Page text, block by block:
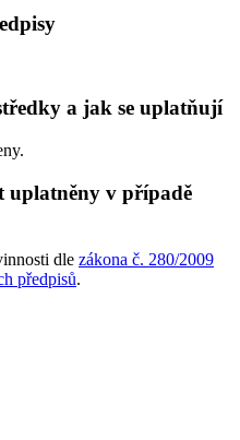
a jak se uplatňují
uplatněny v případě
dle zákona č. 280/2009
předpisů.